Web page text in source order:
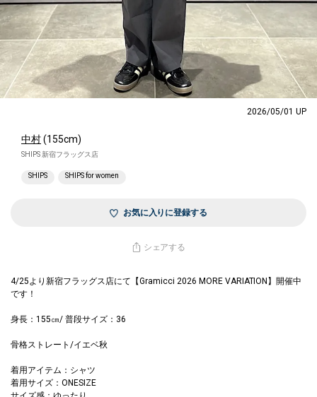
2026/05/01 UP
中村(155cm)
SHIPS 新宿フラッグス店
SHIPS SHIPS for women
お気に入りに登録する
シェアする
4/25より新宿フラッグス店にて【Gramicci 2026 MORE VARIATION】開催中
です！
身長：155㎝/ 普段サイズ：36
骨格ストレート/イエベ秋
着用アイテム：シャツ
着用サイズ：ONESIZE